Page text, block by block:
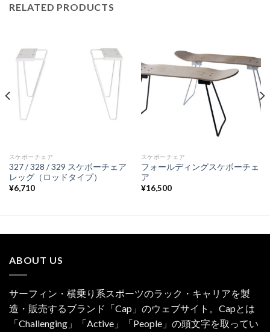
RELATED PRODUCTS
スケボーチェア
327 / 328 / 329 スケボーチェア
レッグ（ロッドタイプ）
¥6,710
スケボーチェア
フォールディングスケボーチェ
ア
¥16,500
ABOUT US
サーフィン・横乗り系スポーツのラック・キャリアを製
造・販売するブランド「Cap」のウェブサイト。Capとは
「Challenging」「Active」「People」の頭文字を取ってい